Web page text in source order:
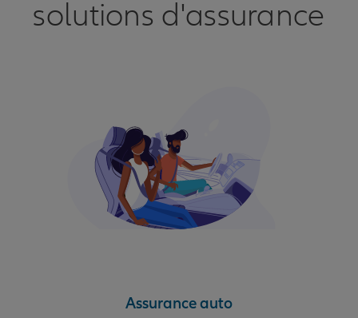
solutions d'assurance
Assurance auto